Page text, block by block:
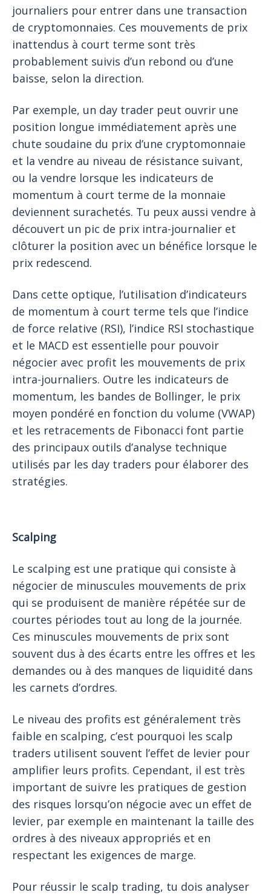
journaliers pour entrer dans une transaction
de cryptomonnaies. Ces mouvements de prix
inattendus à court terme sont très
probablement suivis d’un rebond ou d’une
baisse, selon la direction.
Par exemple, un day trader peut ouvrir une
position longue immédiatement après une
chute soudaine du prix d’une cryptomonnaie
et la vendre au niveau de résistance suivant,
ou la vendre lorsque les indicateurs de
momentum à court terme de la monnaie
deviennent surachetés. Tu peux aussi vendre à
découvert un pic de prix intra-journalier et
clôturer la position avec un bénéfice lorsque le
prix redescend.
Dans cette optique, l’utilisation d’indicateurs
de momentum à court terme tels que l’indice
de force relative (RSI), l’indice RSI stochastique
et le MACD est essentielle pour pouvoir
négocier avec profit les mouvements de prix
intra-journaliers. Outre les indicateurs de
momentum, les bandes de Bollinger, le prix
moyen pondéré en fonction du volume (VWAP)
et les retracements de Fibonacci font partie
des principaux outils d’analyse technique
utilisés par les day traders pour élaborer des
stratégies.
Scalping
Le scalping est une pratique qui consiste à
négocier de minuscules mouvements de prix
qui se produisent de manière répétée sur de
courtes périodes tout au long de la journée.
Ces minuscules mouvements de prix sont
souvent dus à des écarts entre les offres et les
demandes ou à des manques de liquidité dans
les carnets d’ordres.
Le niveau des profits est généralement très
faible en scalping, c’est pourquoi les scalp
traders utilisent souvent l’effet de levier pour
amplifier leurs profits. Cependant, il est très
important de suivre les pratiques de gestion
des risques lorsqu’on négocie avec un effet de
levier, par exemple en maintenant la taille des
ordres à des niveaux appropriés et en
respectant les exigences de marge.
Pour réussir le scalp trading, tu dois analyser